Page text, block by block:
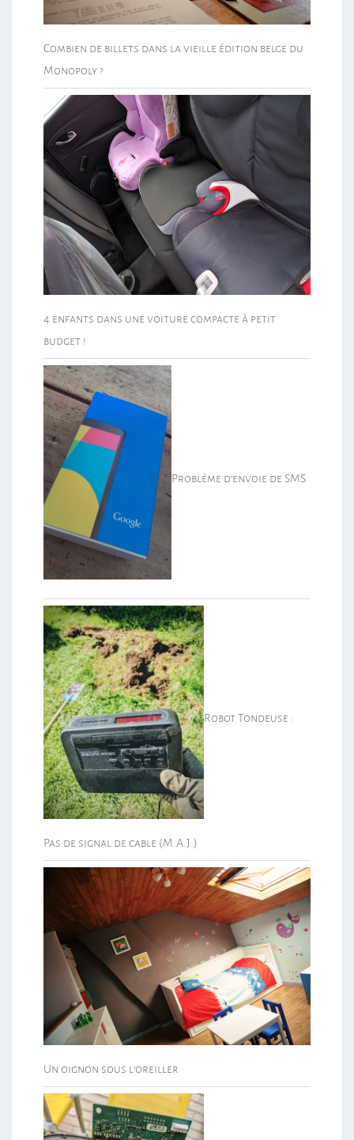
Combien de billets dans la vieille édition belge du
Monopoly ?
4 enfants dans une voiture compacte à petit
budget !
Problème d’envoie de SMS
Robot Tondeuse :
Pas de signal de cable (M.A.J.)
Un oignon sous l’oreiller